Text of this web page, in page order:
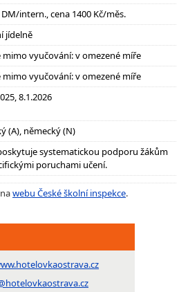
intern., cena 1400 Kč/měs.
jídelně
mimo vyučování: v omezené míře
mimo vyučování: v omezené míře
8.1.2026
(A), německý (N)
systematickou podporu žákům
poruchami učení.
webu České školní inspekce.